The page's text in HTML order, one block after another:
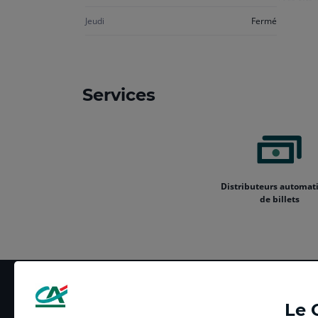
Le
Jeudi Fermé
Services
Distributeurs
de billets